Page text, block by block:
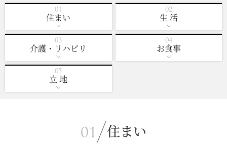
住まい 生 活
介護・リハビリ お食事
立 地
住まい